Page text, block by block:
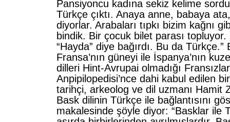
Pansiyoncu kadına sekiz kelime
Türkçe çıktı. Anaya anne, babaya
diyorlar. Arabaları tıpkı bizim kağnı
bindik. Bir çocuk bilet parası
“Hayda” diye bağırdı. Bu da Türkçe.”
Fransa’nın güneyi ile İspanya’nın
dilleri Hint-Avrupai olmadığı
Anpipilopedisi’nce dahi kabul edilen
tarihçi, arkeolog ve dil uzmanı Hamit
Bask dilinin Türkçe ile bağlantısını
makalesinde şöyle diyor: “Basklar ile